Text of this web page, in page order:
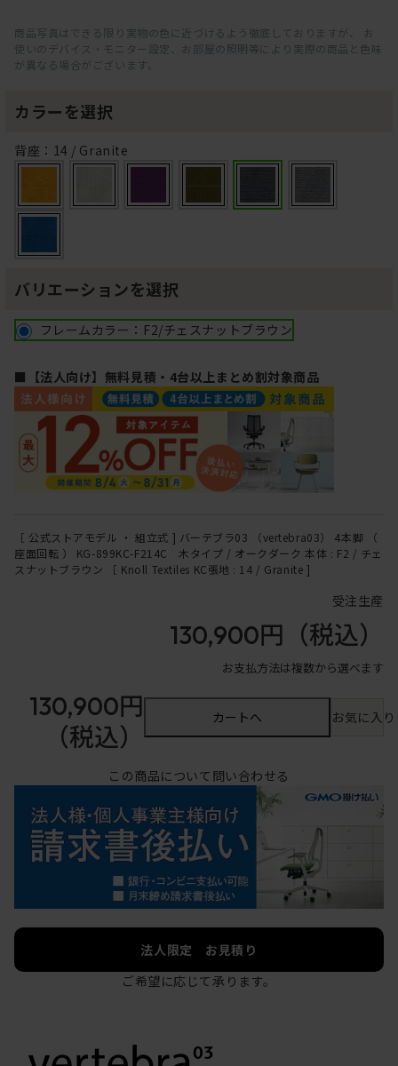
商品写真はできる限り実物の色に近づけるよう徹底しておりますが、 お
使いのデバイス・モニター設定、お部屋の照明等により実際の商品と色味
が異なる場合がございます。
カラーを選択
背座：14 / Granite
バリエーションを選択
フレームカラー：F2/チェスナットブラウン
■【法人向け】無料見積・4台以上まとめ割対象商品
［ 公式ストアモデル ・ 組立式 ] バーテブラ03 （vertebra03） 4本脚 （
座面回転 ） KG-899KC-F214C 木タイプ / オークダーク 本体 : F2 / チェ
スナットブラウン ［ Knoll Textiles KC張地 : 14 / Granite ]
受注生産
130,900円 （税込）
お支払方法は複数から選べます
130,900円
（税込）
カートへ お気に入
この商品について問い合わせる
法人限定 お見積り
ご希望に応じて承ります。